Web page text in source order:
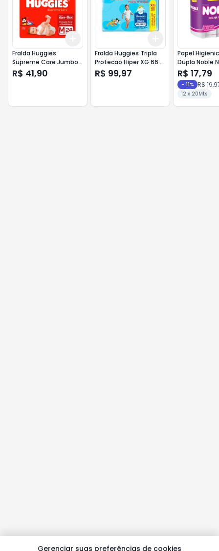
Gerenciar suas preferências de cookies
Add
Fralda Huggies
Supreme Care Jumbo
M 24 Unidades
R$ 41,90
+10
Fralda Huggies Tripla
Protecao Hiper XG 66
Unidades
R$ 99,97
Papel
Dupla Noble
Unidades
R$ 17,79
- 11% R$
12 x 20Mts